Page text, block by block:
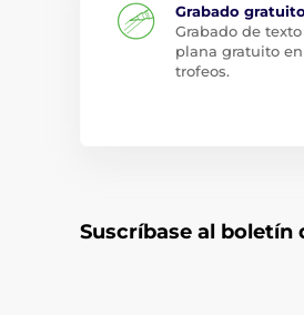
Grabado gratuito
Grabado de
plana gratuito
trofeos.
Suscríbase al boletín